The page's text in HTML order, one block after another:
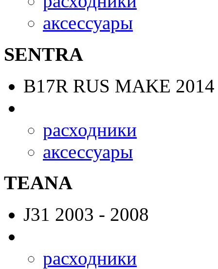
аксессуары
SENTRA
B17R RUS MAKE
расходники
аксессуары
TEANA
J31 2003 - 2008
расходники